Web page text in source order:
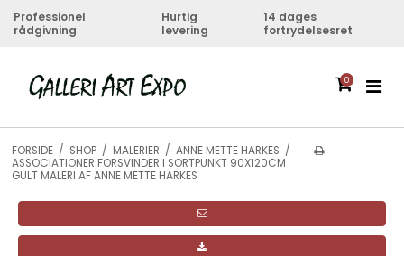
Professionel
rådgivning
Hurtig
levering
14 dages
fortrydelsesret
0
FORSIDE / SHOP / MALERIER / ANNE METTE HARKES /
ASSOCIATIONER FORSVINDER I SORTPUNKT 90X120CM
GULT MALERI AF ANNE METTE HARKES